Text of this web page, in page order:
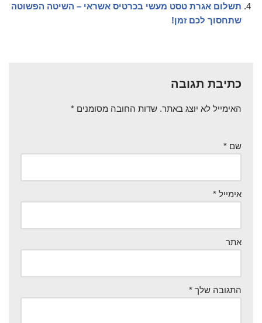
תשלום אגרת טסט מעשי בכרטיס אשראי – השיטה הפשוטה
שתחסוך לכם זמן!
כתיבת תגובה
האימייל לא יוצג באתר. שדות החובה מסומנים *
שם *
אימייל *
אתר
התגובה שלך *